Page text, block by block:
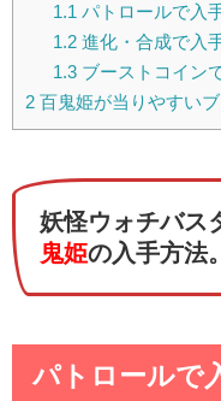
1.1 パトロールで入
1.2進化・合成で入
1.3ブーストコイン
2 百鬼姫が当りやすい
妖怪ウォチバス
鬼姫の入手方法。
パトロールで